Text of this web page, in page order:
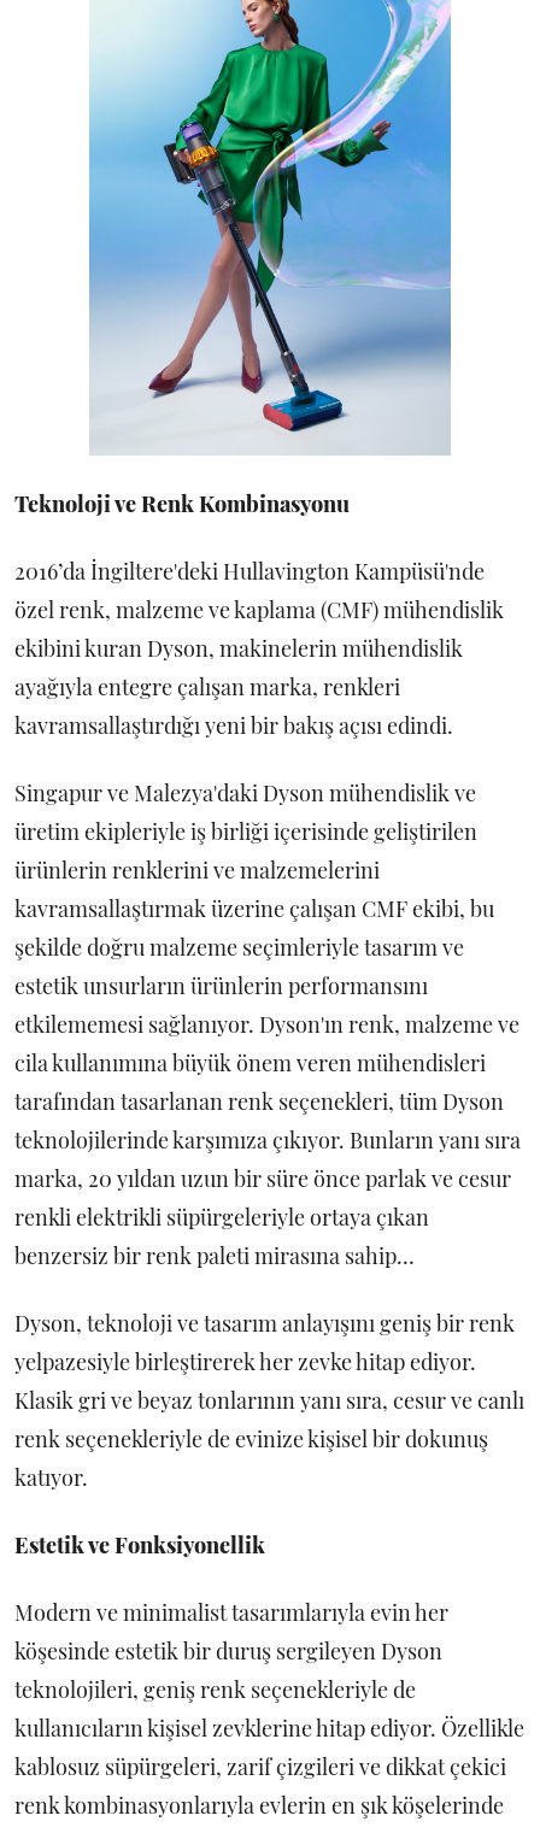
Teknoloji ve Renk Kombinasyonu
2016’da İngiltere'deki Hullavington Kampüsü'nde
özel renk, malzeme ve kaplama (CMF) mühendislik
ekibini kuran Dyson, makinelerin mühendislik
ayağıyla entegre çalışan marka, renkleri
kavramsallaştırdığı yeni bir bakış açısı edindi.
Singapur ve Malezya'daki Dyson mühendislik ve
üretim ekipleriyle iş birliği içerisinde geliştirilen
ürünlerin renklerini ve malzemelerini
kavramsallaştırmak üzerine çalışan CMF ekibi, bu
şekilde doğru malzeme seçimleriyle tasarım ve
estetik unsurların ürünlerin performansını
etkilememesi sağlanıyor. Dyson'ın renk, malzeme ve
cila kullanımına büyük önem veren mühendisleri
tarafından tasarlanan renk seçenekleri, tüm Dyson
teknolojilerinde karşımıza çıkıyor. Bunların yanı sıra
marka, 20 yıldan uzun bir süre önce parlak ve cesur
renkli elektrikli süpürgeleriyle ortaya çıkan
benzersiz bir renk paleti mirasına sahip…
Dyson, teknoloji ve tasarım anlayışını geniş bir renk
yelpazesiyle birleştirerek her zevke hitap ediyor.
Klasik gri ve beyaz tonlarının yanı sıra, cesur ve canlı
renk seçenekleriyle de evinize kişisel bir dokunuş
katıyor.
Estetik ve Fonksiyonellik
Modern ve minimalist tasarımlarıyla evin her
köşesinde estetik bir duruş sergileyen Dyson
teknolojileri, geniş renk seçenekleriyle de
kullanıcıların kişisel zevklerine hitap ediyor. Özellikle
kablosuz süpürgeleri, zarif çizgileri ve dikkat çekici
renk kombinasyonlarıyla evlerin en şık köşelerinde